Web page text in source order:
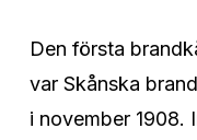
Den första
var Skånska
i november 1908.